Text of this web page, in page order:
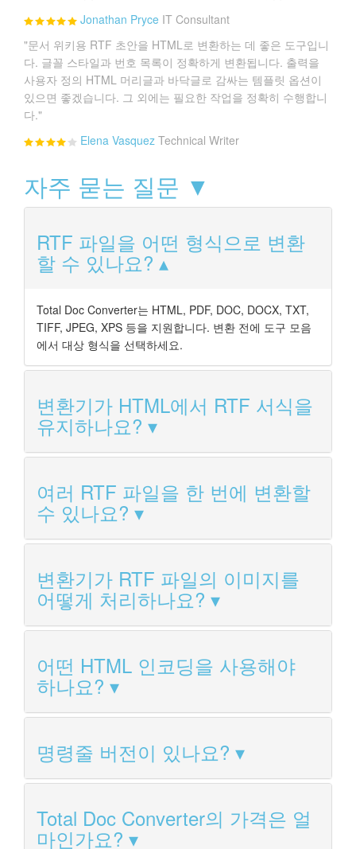
Jonathan Pryce IT Consultant
"문서 위키용 RTF 초안을 HTML로 변환하는 데 좋은 도구입니
다. 글꼴 스타일과 번호 목록이 정확하게 변환됩니다. 출력을
사용자 정의 HTML 머리글과 바닥글로 감싸는 템플릿 옵션이
있으면 좋겠습니다. 그 외에는 필요한 작업을 정확히 수행합니
다."
Elena Vasquez Technical Writer
자주 묻는 질문 ▼
RTF 파일을 어떤 형식으로 변환
할 수 있나요?
Total Doc Converter는 HTML, PDF, DOC, DOCX, TXT,
TIFF, JPEG, XPS 등을 지원합니다. 변환 전에 도구 모음
에서 대상 형식을 선택하세요.
변환기가 HTML에서 RTF 서식을
유지하나요?
여러 RTF 파일을 한 번에 변환할
수 있나요?
변환기가 RTF 파일의 이미지를
어떻게 처리하나요?
어떤 HTML 인코딩을 사용해야
하나요?
명령줄 버전이 있나요?
Total Doc Converter의 가격은 얼
마인가요?